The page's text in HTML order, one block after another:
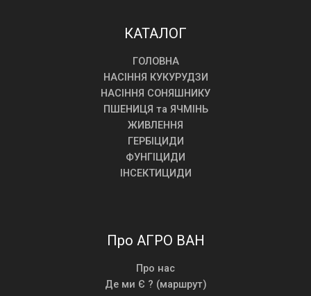
КАТАЛОГ
ГОЛОВНА
НАСІННЯ КУКУРУДЗИ
НАСІННЯ СОНЯШНИКУ
ПШЕНИЦЯ та ЯЧМІНЬ
ЖИВЛЕННЯ
ГЕРБІЦИДИ
ФУНГІЦИДИ
ІНСЕКТИЦИДИ
Про АГРО ВАН
Про нас
Де ми Є ? (маршрут)